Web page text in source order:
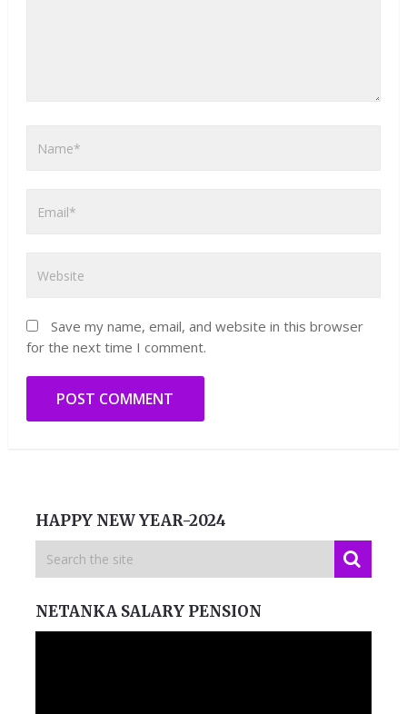
Save my name, email, and website in this browser
for the next time I comment.
HAPPY NEW YEAR-2024
NETANKA SALARY PENSION